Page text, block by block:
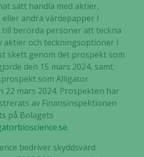
sätt handla med aktier,
andra värdepapper i
berörda personer att teckna
aktier och teckningsoptioner i
skett genom det prospekt som
den 15 mars 2024, samt
som Alligator
22 mars 2024. Prospekten har
av Finansinspektionen
på Bolagets
.
bedriver skyddsvärd
Statistik
För att vi ska
kunna
förbättra
hemsidans
funktionalitet
och
uppbyggnad,
baserat på
hur hemsidan
används.